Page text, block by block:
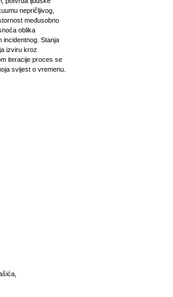
nepričljivog,
međusobno
oblika
incidentnog. Stanja
izviru kroz
iteracije proces se
svijest o vremenu.